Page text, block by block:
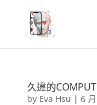
久違的
by Eva Hsu | 6